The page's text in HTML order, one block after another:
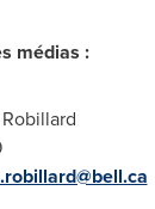
médias :